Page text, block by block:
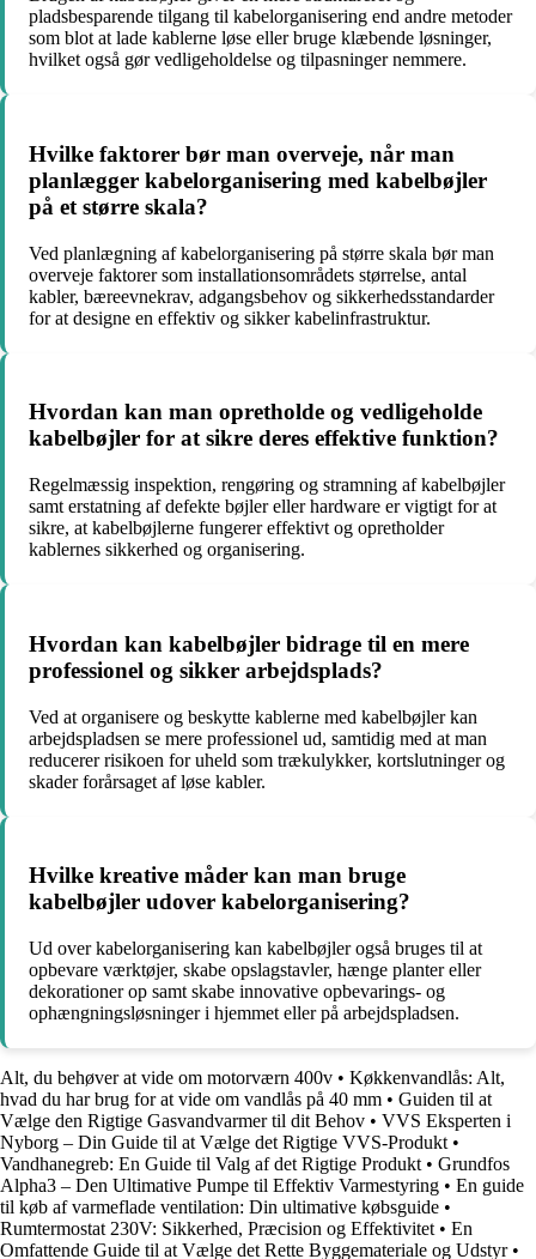
pladsbesparende tilgang til kabelorganisering end andre metoder
som blot at lade kablerne løse eller bruge klæbende løsninger,
hvilket også gør vedligeholdelse og tilpasninger nemmere.
Hvilke faktorer bør man overveje, når man
planlægger kabelorganisering med kabelbøjler
på et større skala?
Ved planlægning af kabelorganisering på større skala bør man
overveje faktorer som installationsområdets størrelse, antal
kabler, bæreevnekrav, adgangsbehov og sikkerhedsstandarder
for at designe en effektiv og sikker kabelinfrastruktur.
Hvordan kan man opretholde og vedligeholde
kabelbøjler for at sikre deres effektive funktion?
Regelmæssig inspektion, rengøring og stramning af kabelbøjler
samt erstatning af defekte bøjler eller hardware er vigtigt for at
sikre, at kabelbøjlerne fungerer effektivt og opretholder
kablernes sikkerhed og organisering.
Hvordan kan kabelbøjler bidrage til en mere
professionel og sikker arbejdsplads?
Ved at organisere og beskytte kablerne med kabelbøjler kan
arbejdspladsen se mere professionel ud, samtidig med at man
reducerer risikoen for uheld som trækulykker, kortslutninger og
skader forårsaget af løse kabler.
Hvilke kreative måder kan man bruge
kabelbøjler udover kabelorganisering?
Ud over kabelorganisering kan kabelbøjler også bruges til at
opbevare værktøjer, skabe opslagstavler, hænge planter eller
dekorationer op samt skabe innovative opbevarings- og
ophængningsløsninger i hjemmet eller på arbejdspladsen.
Alt, du behøver at vide om motorværn 400v • Køkkenvandlås: Alt,
hvad du har brug for at vide om vandlås på 40 mm • Guiden til at
Vælge den Rigtige Gasvandvarmer til dit Behov • VVS Eksperten i
Nyborg – Din Guide til at Vælge det Rigtige VVS-Produkt •
Vandhanegreb: En Guide til Valg af det Rigtige Produkt • Grundfos
Alpha3 – Den Ultimative Pumpe til Effektiv Varmestyring • En guide
til køb af varmeflade ventilation: Din ultimative købsguide •
Rumtermostat 230V: Sikkerhed, Præcision og Effektivitet • En
Omfattende Guide til at Vælge det Rette Byggemateriale og Udstyr•